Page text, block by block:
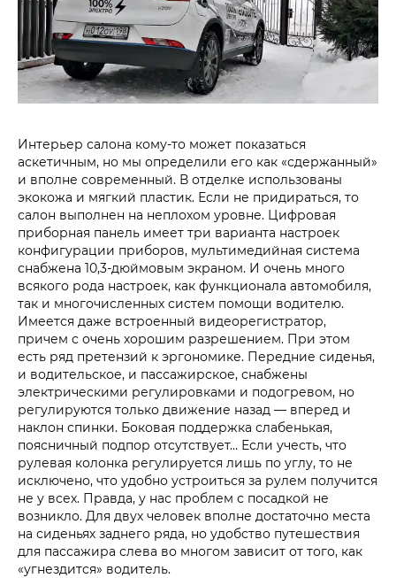
Интерьер салона кому-то может показаться
аскетичным, но мы определили его как «сдержанный»
и вполне современный. В отделке использованы
экокожа и мягкий пластик. Если не придираться, то
салон выполнен на неплохом уровне. Цифровая
приборная панель имеет три варианта настроек
конфигурации приборов, мультимедийная система
снабжена 10,3‑дюймовым экраном. И очень много
всякого рода настроек, как функционала автомобиля,
так и многочисленных систем помощи водителю.
Имеется даже встроенный видеорегистратор,
причем с очень хорошим разрешением. При этом
есть ряд претензий к эргономике. Передние сиденья,
и водительское, и пассажирское, снабжены
электрическими регулировками и подогревом, но
регулируются только движение назад — вперед и
наклон спинки. Боковая поддержка слабенькая,
поясничный подпор отсутствует… Если учесть, что
рулевая колонка регулируется лишь по углу, то не
исключено, что удобно устроиться за рулем получится
не у всех. Правда, у нас проблем с посадкой не
возникло. Для двух человек вполне достаточно места
на сиденьях заднего ряда, но удобство путешествия
для пассажира слева во многом зависит от того, как
«угнездится» водитель.